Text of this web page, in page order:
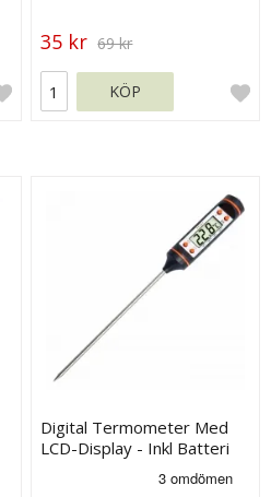
35 kr 69 kr
KÖP
Digital Termometer Med
LCD-Display - Inkl Batteri